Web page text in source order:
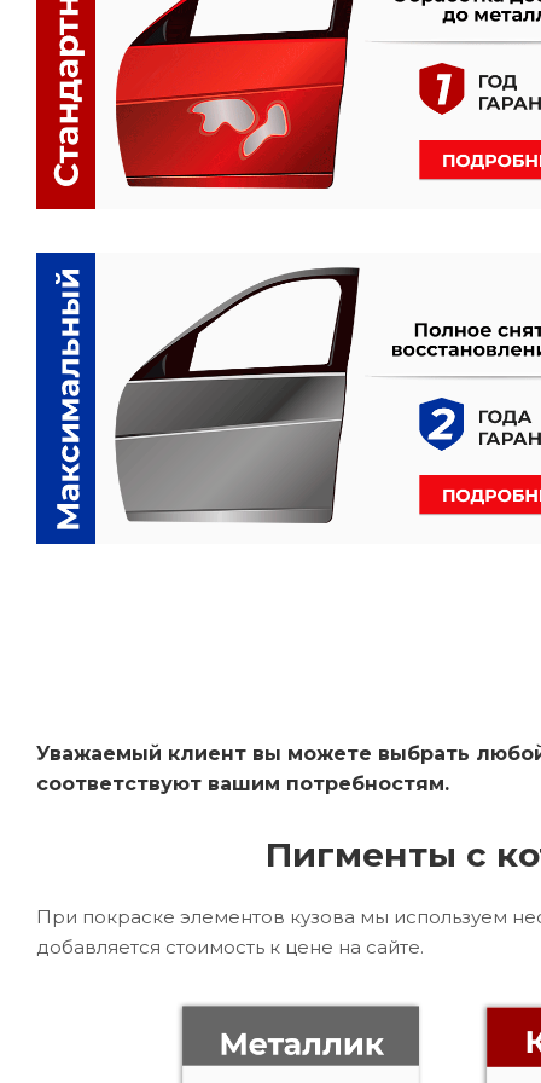
Уважаемый клиент вы можете выбрать
соответствуют вашим потребностям.
Пигменты с
При покраске элементов кузова мы используем
добавляется стоимость к цене на сайте.